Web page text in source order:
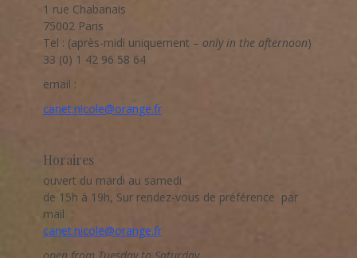
1 rue Chabanais
75002 Paris
Tel : (après-midi uniquement – only in the afternoon)
33 (0) 1 42 96 58 64
email :
canet.nicole@orange.fr
Horaires
ouvert du mardi au samedi
de 15h à 19h, Sur rendez-vous de préférence par
mail :
canet.nicole@orange.fr
open from Tuesday to Saturday